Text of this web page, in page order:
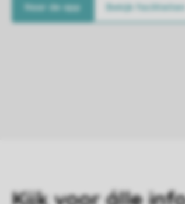
Naar de app Bekijk faciliteiten